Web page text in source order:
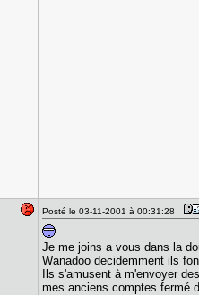
Posté le 03-11-2001 à 00:31:28
Je me joins a vous dans la
Wanadoo decidemment ils
Ils s'amusent à m'envoyer
mes anciens comptes fermé